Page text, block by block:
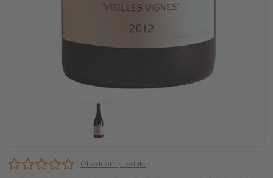
Ohodnotit produkt